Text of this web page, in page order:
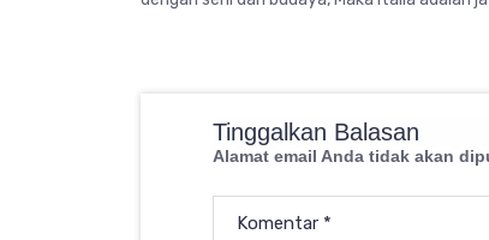
Tinggalkan Balasan
Alamat email Anda tidak akan
Komentar *